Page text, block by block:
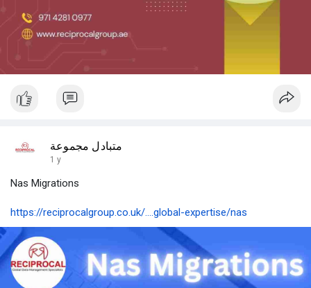
متبادل مجموعة
1 y
Nas Migrations
https://reciprocalgroup.co.uk/....global-expertise/nas